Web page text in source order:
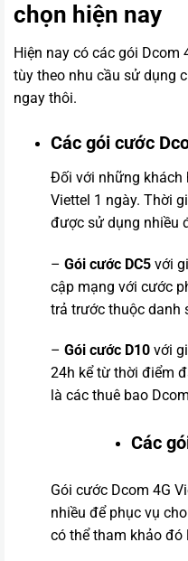
chọn hiện nay
Hiện nay có các gói Dcom
tùy theo nhu cầu sử dụng
ngay thôi.
Các gói cước
Đối với những khách
Viettel 1 ngày. Thời
được sử dụng nhiều
– Gói cước DC5với
cập mạng với cước
trả trước thuộc danh
– Gói cước D10với
24h kể từ thời điểm
là các thuê bao
Các
Gói cước Dcom 4G
nhiều để phục vụ
có thể tham khảo đó